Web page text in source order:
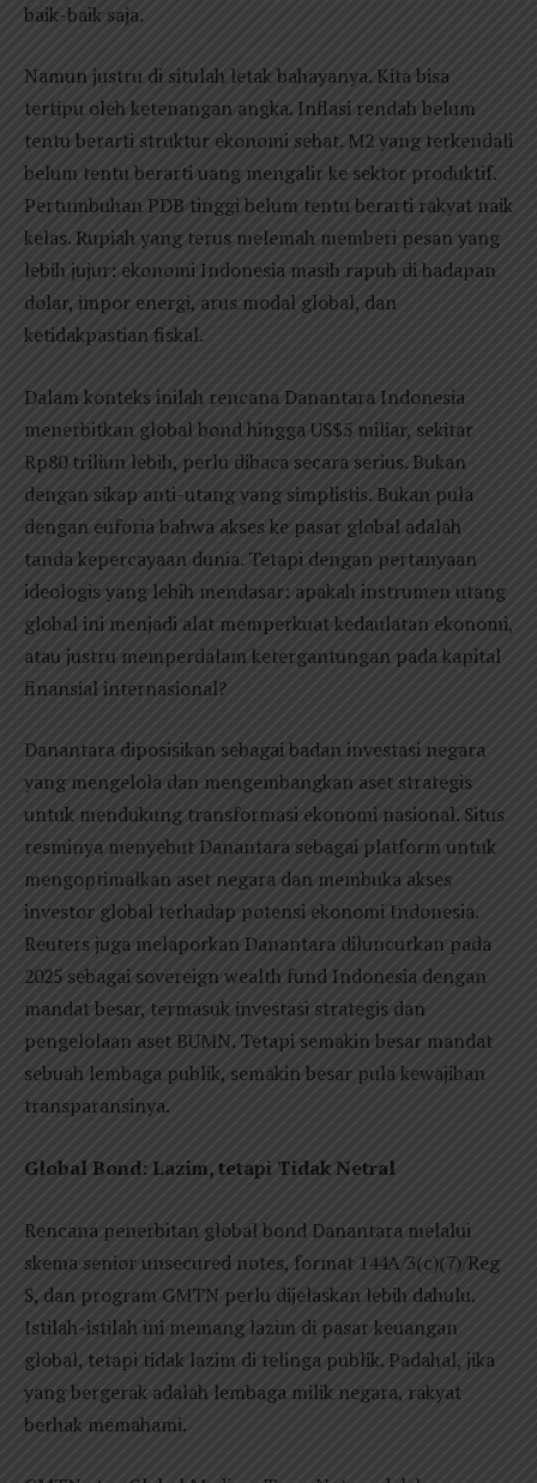
baik-baik saja.
Namun justru di situlah letak bahayanya. Kita bisa
tertipu oleh ketenangan angka. Inflasi rendah belum
tentu berarti struktur ekonomi sehat. M2 yang terkendali
belum tentu berarti uang mengalir ke sektor produktif.
Pertumbuhan PDB tinggi belum tentu berarti rakyat naik
kelas. Rupiah yang terus melemah memberi pesan yang
lebih jujur: ekonomi Indonesia masih rapuh di hadapan
dolar, impor energi, arus modal global, dan
ketidakpastian fiskal.
Dalam konteks inilah rencana Danantara Indonesia
menerbitkan global bond hingga US$5 miliar, sekitar
Rp80 triliun lebih, perlu dibaca secara serius. Bukan
dengan sikap anti-utang yang simplistis. Bukan pula
dengan euforia bahwa akses ke pasar global adalah
tanda kepercayaan dunia. Tetapi dengan pertanyaan
ideologis yang lebih mendasar: apakah instrumen utang
global ini menjadi alat memperkuat kedaulatan ekonomi,
atau justru memperdalam ketergantungan pada kapital
finansial internasional?
Danantara diposisikan sebagai badan investasi negara
yang mengelola dan mengembangkan aset strategis
untuk mendukung transformasi ekonomi nasional. Situs
resminya menyebut Danantara sebagai platform untuk
mengoptimalkan aset negara dan membuka akses
investor global terhadap potensi ekonomi Indonesia.
Reuters juga melaporkan Danantara diluncurkan pada
2025 sebagai sovereign wealth fund Indonesia dengan
mandat besar, termasuk investasi strategis dan
pengelolaan aset BUMN. Tetapi semakin besar mandat
sebuah lembaga publik, semakin besar pula kewajiban
transparansinya.
Global Bond: Lazim, tetapi Tidak Netral
Rencana penerbitan global bond Danantara melalui
skema senior unsecured notes, format 144A/3(c)(7)/Reg
S, dan program GMTN perlu dijelaskan lebih dahulu.
Istilah-istilah ini memang lazim di pasar keuangan
global, tetapi tidak lazim di telinga publik. Padahal, jika
yang bergerak adalah lembaga milik negara, rakyat
berhak memahami.